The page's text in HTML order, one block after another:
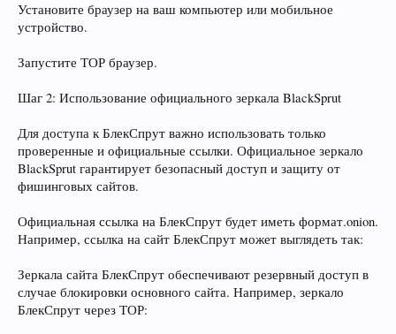
Установите браузер на ваш компьютер или мобильное
устройство.
Запустите ТОР браузер.
Шаг 2: Использование официального зеркала BlackSprut
Для доступа к БлекСпрут важно использовать только
проверенные и официальные ссылки. Официальное зеркало
BlackSprut гарантирует безопасный доступ и защиту от
фишинговых сайтов.
Официальная ссылка на БлекСпрут будет иметь формат.onion.
Например, ссылка на сайт БлекСпрут может выглядеть так:
Зеркала сайта БлекСпрут обеспечивают резервный доступ в
случае блокировки основного сайта. Например, зеркало
БлекСпрут через ТОР: